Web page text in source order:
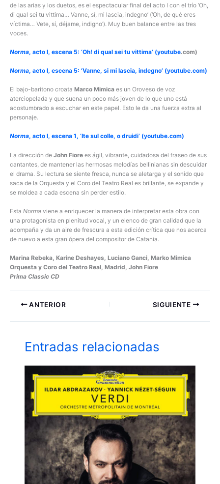
de las arias y los duetos, es el espectacular final del acto I con el trío ‘Oh,
di qual sei tu vittima… Vanne, sí, mi lascia, indegno’ (‘Oh, de qué eres
víctima… Vete, sí, déjame, indigno’). Muy buen balance entre las tres
voces.
Norma, acto I, escena 5: ‘Oh! di qual sei tu vittima’ (youtube.com)
Norma, acto I, escena 5: ‘Vanne, si mi lascia, indegno’ (youtube.com)
El bajo-barítono croata Marco Mimica es un Oroveso de voz
aterciopelada y que suena un poco más joven de lo que uno está
acostumbrado a escuchar en este papel. Esto le da una fuerza extra al
personaje.
Norma, acto I, escena 1, ‘Ite sul colle, o druidi’ (youtube.com)
La dirección de John Fiore es ágil, vibrante, cuidadosa del fraseo de sus
cantantes, de mantener las hermosas melodías bellinianas sin descuidar
el drama. Su lectura se siente fresca, nunca se aletarga y el sonido que
saca de la Orquesta y el Coro del Teatro Real es brillante, se expande y
se moldea a cada escena sin perder estilo.
Esta Norma viene a enriquecer la manera de interpretar esta obra con
una protagonista en plenitud vocal, y un elenco de gran calidad que la
acompaña y da un aire de frescura a esta edición crítica que nos acerca
de nuevo a esta gran ópera del compositor de Catania.
Marina Rebeka, Karine Deshayes, Luciano Ganci, Marko Mimica
Orquesta y Coro del Teatro Real, Madrid, John Fiore
Prima Classic CD
ANTERIOR SIGUIENTE
Entradas relacionadas